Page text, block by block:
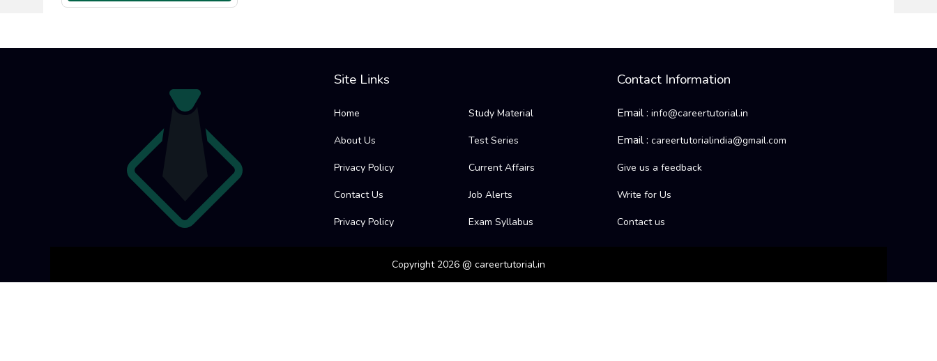
Site Links
Home
About Us
Privacy Policy
Contact Us
Privacy Policy
Study Material
Test Series
Current Affairs
Job Alerts
Exam Syllabus
Contact Information
Email :info@careertutorial.in
Email :careertutorialindia@gmail.com
Give us a feedback
Write for Us
Contact us
Copyright 2026 @ careertutorial.in